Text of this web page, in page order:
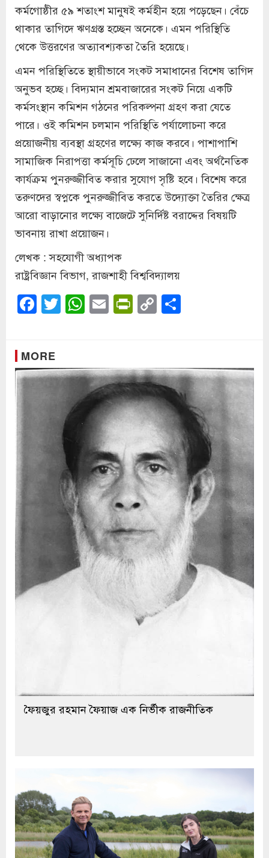
কর্মগোষ্ঠীর ৫৯ শতাংশ মানুষই কর্মহীন হয়ে পড়েছেন। বেঁচে
থাকার তাগিদে ঋণগ্রস্ত হচ্ছেন অনেকে। এমন পরিস্থিতি
থেকে উত্তরণের অত্যাবশ্যকতা তৈরি হয়েছে।
এমন পরিস্থিতিতে স্থায়ীভাবে সংকট সমাধানের বিশেষ তাগিদ
অনুভব হচ্ছে। বিদ্যমান শ্রমবাজারের সংকট নিয়ে একটি
কর্মসংস্থান কমিশন গঠনের পরিকল্পনা গ্রহণ করা যেতে
পারে। ওই কমিশন চলমান পরিস্থিতি পর্যালোচনা করে
প্রয়োজনীয় ব্যবস্থা গ্রহণের লক্ষ্যে কাজ করবে। পাশাপাশি
সামাজিক নিরাপত্তা কর্মসূচি ঢেলে সাজানো এবং অর্থনৈতিক
কার্যক্রম পুনরুজ্জীবিত করার সুযোগ সৃষ্টি হবে। বিশেষ করে
তরুণদের স্বপ্নকে পুনরুজ্জীবিত করতে উদ্যোক্তা তৈরির ক্ষেত্র
আরো বাড়ানোর লক্ষ্যে বাজেটে সুনির্দিষ্ট বরাদ্দের বিষয়টি
ভাবনায় রাখা প্রয়োজন।
লেখক : সহযোগী অধ্যাপক
রাষ্ট্রবিজ্ঞান বিভাগ, রাজশাহী বিশ্ববিদ্যালয়
Facebook
Twitter
WhatsApp
EmailPrintFriendly
Copy
Link
MORE
ফৈয়জুর রহমান ফৈয়াজ এক নির্ভীক রাজনীতিক